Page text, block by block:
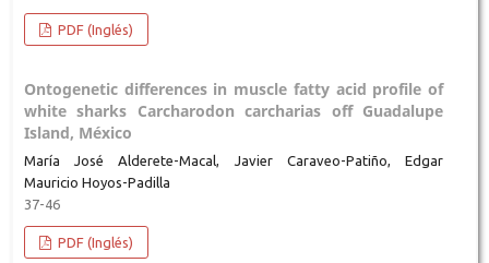
PDF (Inglés)
Ontogenetic differences in muscle fatty acid profile of
white sharks Carcharodon carcharias off Guadalupe
Island, México
María José Alderete-Macal, Javier Caraveo-Patiño, Edgar
Mauricio Hoyos-Padilla
37-46
PDF (Inglés)